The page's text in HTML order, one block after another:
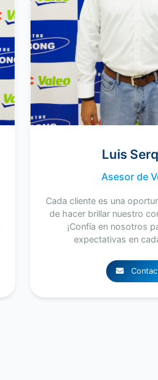
Luis
Asesor de
Cada cliente es una
de hacer brillar nuestro
¡Confía en nosotros
expectativas en